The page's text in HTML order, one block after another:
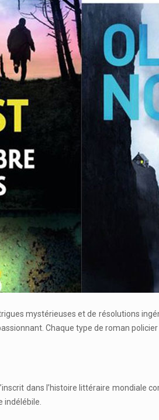
mystérieuses et de résolutions
Chaque type de roman
dans l’histoire littéraire mondiale